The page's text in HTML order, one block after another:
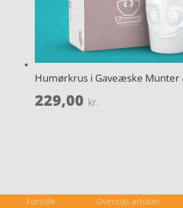
Humørkrus i Gaveæske Munter
229,00 kr.
Forside
Oversigt artikler